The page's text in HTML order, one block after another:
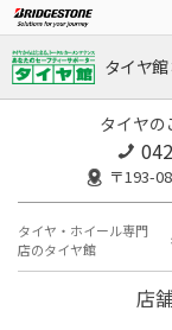
タイヤ館
タイヤの
〒193-
タイヤ・ホイール専門
店のタイヤ館
店